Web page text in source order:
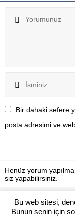
Bir dahaki sefere
posta adresimi ve
Henüz yorum
siz yapabilirsiniz.
Bu web sitesi,
Bunun senin için